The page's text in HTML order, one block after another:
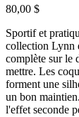
80,00 $
Sportif et
collection Lynn
complète sur le
mettre. Les
forment une
un bon
l'effet seconde